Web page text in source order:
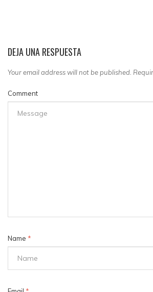
DEJA UNA RESPUESTA
Your email address will not be published.
Comment
Name *